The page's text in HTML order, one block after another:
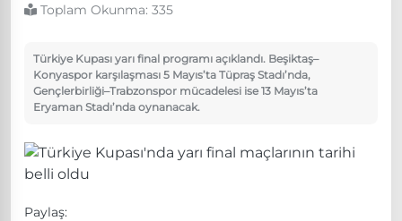
Toplam Okunma: 335
Türkiye Kupası yarı final programı açıklandı. Beşiktaş–
Konyaspor karşılaşması 5 Mayıs’ta Tüpraş Stadı’nda,
Gençlerbirliği–Trabzonspor mücadelesi ise 13 Mayıs’ta
Eryaman Stadı’nda oynanacak.
Paylaş: